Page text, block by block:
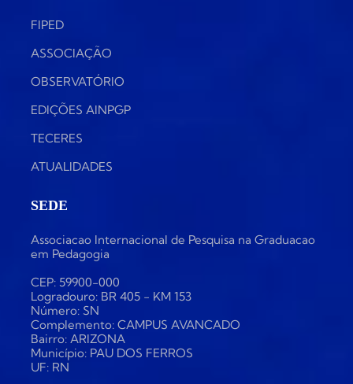
FIPED
ASSOCIAÇÃO
OBSERVATÓRIO
EDIÇÕES AINPGP
TECERES
ATUALIDADES
SEDE
Associacao Internacional de Pesquisa na Graduacao
em Pedagogia
CEP: 59900-000
Logradouro: BR 405 - KM 153
Número: SN
Complemento: CAMPUS AVANCADO
Bairro: ARIZONA
Município: PAU DOS FERROS
UF: RN